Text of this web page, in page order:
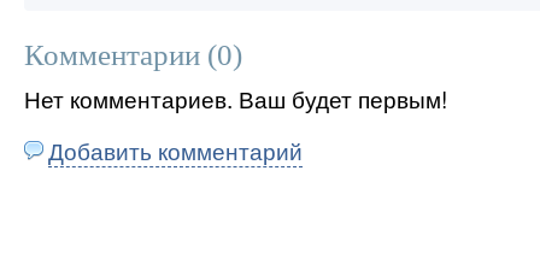
Комментарии (0)
Нет комментариев. Ваш будет первым!
Добавить комментарий